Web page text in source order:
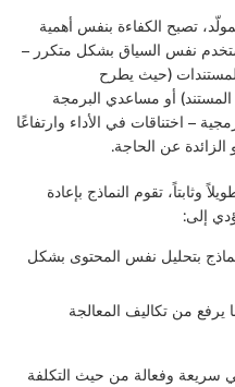
تصبح الكفاءة بنفس أهمية
تستخدم نفس السياق بشكل متكرر –
(حيث يطرح
أو مساعدي البرمجة
– اختناقات في الأداء وارتفاعًا
عن الحاجة.
وثابتاً، تقوم النماذج بإعادة
إلى:
بتحليل نفس المحتوى بشكل
يرفع من تكاليف المعالجة
سريعة وفعالة من حيث التكلفة